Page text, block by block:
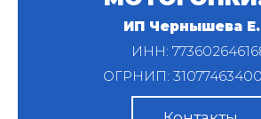
ИП Чернышева
ИНН:
ОГРНИП: